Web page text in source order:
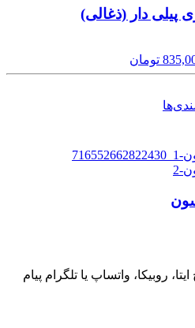
پیلی دار (ذغالی)
تومان
روبیکا، واتساپ یا تلگرام پیام